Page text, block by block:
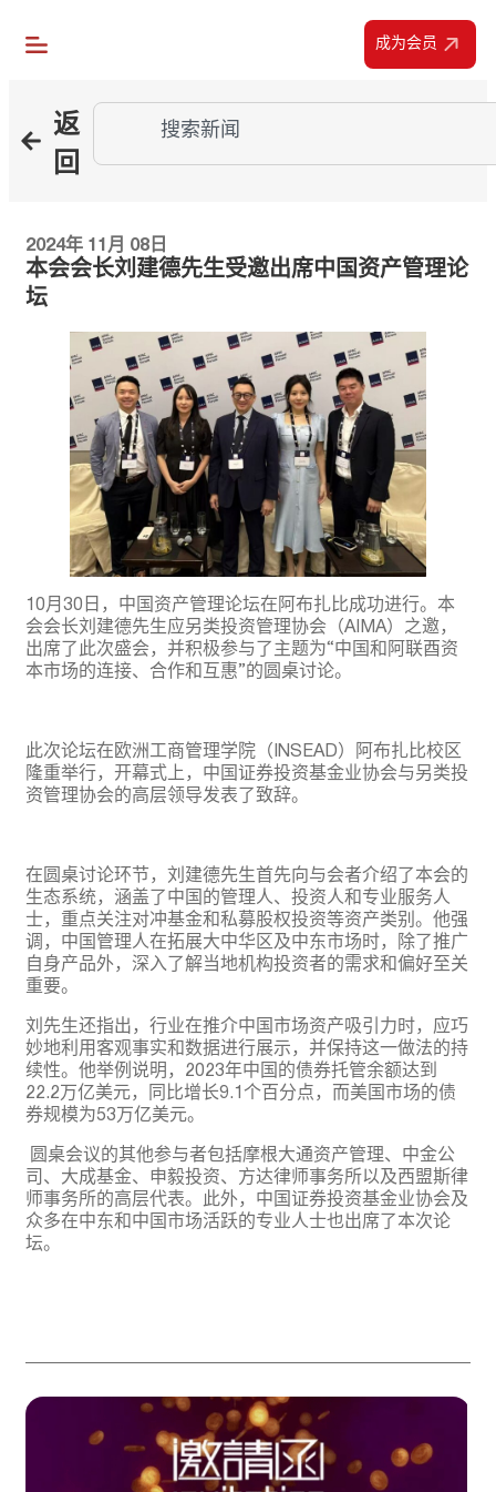
成为会员
返
回
2024年 11月 08日
本会会长刘建德先生受邀出席中国资产管理论
坛
10月30日，中国资产管理论坛在阿布扎比成功进行。本
会会长刘建德先生应另类投资管理协会（AIMA）之邀，
出席了此次盛会，并积极参与了主题为“中国和阿联酉资
本市场的连接、合作和互惠”的圆桌讨论。
此次论坛在欧洲工商管理学院（INSEAD）阿布扎比校区
隆重举行，开幕式上，中国证券投资基金业协会与另类投
资管理协会的高层领导发表了致辞。
在圆桌讨论环节，刘建德先生首先向与会者介绍了本会的
生态系统，涵盖了中国的管理人、投资人和专业服务人
士，重点关注对冲基金和私募股权投资等资产类别。他强
调，中国管理人在拓展大中华区及中东市场时，除了推广
自身产品外，深入了解当地机构投资者的需求和偏好至关
重要。
刘先生还指出，行业在推介中国市场资产吸引力时，应巧
妙地利用客观事实和数据进行展示，并保持这一做法的持
续性。他举例说明，2023年中国的债券托管余额达到
22.2万亿美元，同比增长9.1个百分点，而美国市场的债
券规模为53万亿美元。
圆桌会议的其他参与者包括摩根大通资产管理、中金公
司、大成基金、申毅投资、方达律师事务所以及西盟斯律
师事务所的高层代表。此外，中国证券投资基金业协会及
众多在中东和中国市场活跃的专业人士也出席了本次论
坛。